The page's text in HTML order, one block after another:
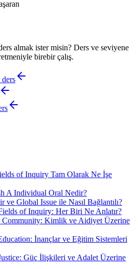
almak ister misin? Ders ve seviyene
birebir çalış.
ders
of Inquiry Tam Olarak Ne İşe
A Individual Oral Nedir?
Global Issue ile Nasıl Bağlantılı?
of Inquiry: Her Biri Ne Anlatır?
Community: Kimlik ve Aidiyet Üzerine
İnançlar ve Eğitim Sistemleri
Güç İlişkileri ve Adalet Üzerine